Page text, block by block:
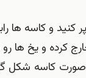
رابا هم در فریزر به مدت 7
کرده و یخ ها
صورت کاسه شکل